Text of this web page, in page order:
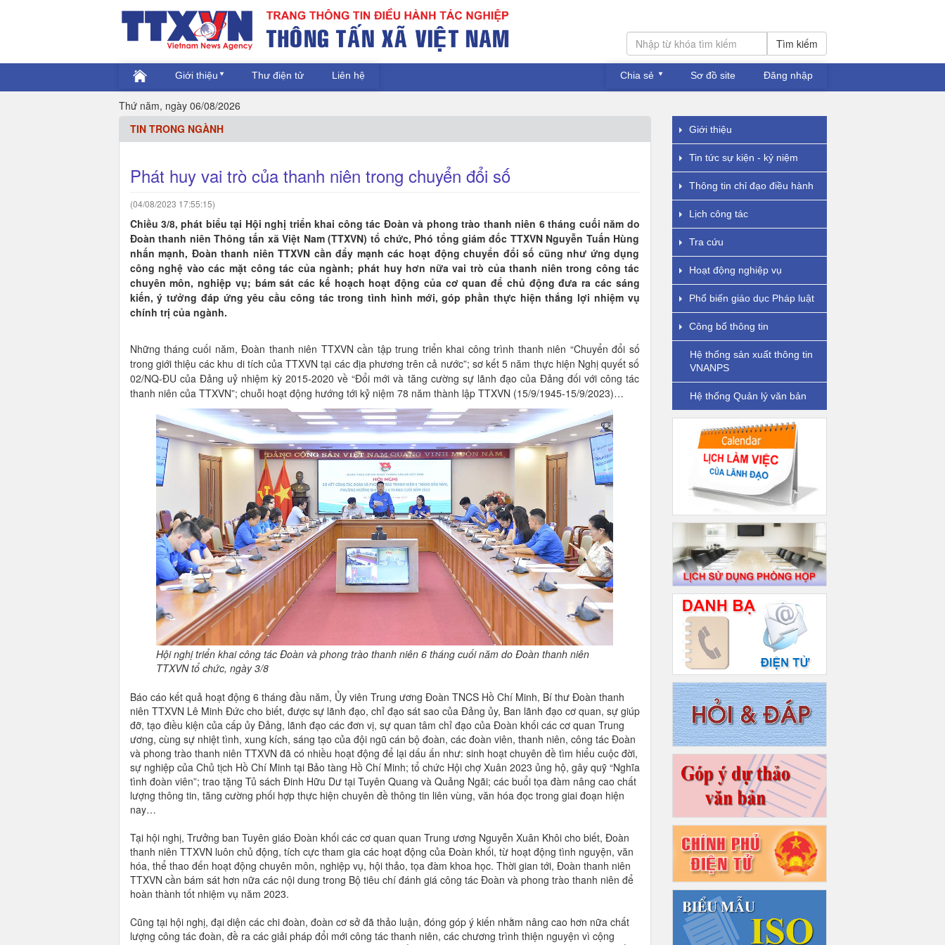
Tìm kiếm
Giới thiệu Thư điện tử Liên hệ Chia sẻ Sơ đồ site Đăng nhập
Thứ năm, ngày 06/08/2026
TIN TRONG NGÀNH
Phát huy vai trò của thanh niên trong chuyển đổi số
(04/08/2023 17:55:15)
Chiều 3/8, phát biểu tại Hội nghị triển khai công tác Đoàn và phong trào thanh niên 6 tháng cuối năm do
Đoàn thanh niên Thông tấn xã Việt Nam (TTXVN) tổ chức, Phó tổng giám đốc TTXVN Nguyễn Tuấn Hùng
nhấn mạnh, Đoàn thanh niên TTXVN cần đẩy mạnh các hoạt động chuyển đổi số cũng như ứng dụng
công nghệ vào các mặt công tác của ngành; phát huy hơn nữa vai trò của thanh niên trong công tác
chuyên môn, nghiệp vụ; bám sát các kế hoạch hoạt động của cơ quan để chủ động đưa ra các sáng
kiến, ý tưởng đáp ứng yêu cầu công tác trong tình hình mới, góp phần thực hiện thắng lợi nhiệm vụ
chính trị của ngành.
Những tháng cuối năm, Đoàn thanh niên TTXVN cần tập trung triển khai công trình thanh niên “Chuyển đổi số
trong giới thiệu các khu di tích của TTXVN tại các địa phương trên cả nước”; sơ kết 5 năm thực hiện Nghị quyết số
02/NQ-ĐU của Đảng uỷ nhiệm kỳ 2015-2020 về “Đổi mới và tăng cường sự lãnh đạo của Đảng đối với công tác
thanh niên của TTXVN”; chuỗi hoạt động hướng tới kỷ niệm 78 năm thành lập TTXVN (15/9/1945-15/9/2023)…
Hội nghị triển khai công tác Đoàn và phong trào thanh niên 6 tháng cuối năm do Đoàn thanh niên
TTXVN tổ chức, ngày 3/8
Báo cáo kết quả hoạt động 6 tháng đầu năm, Ủy viên Trung ương Đoàn TNCS Hồ Chí Minh, Bí thư Đoàn thanh
niên TTXVN Lê Minh Đức cho biết, được sự lãnh đạo, chỉ đạo sát sao của Đảng ủy, Ban lãnh đạo cơ quan, sự giúp
đỡ, tạo điều kiện của cấp ủy Đảng, lãnh đạo các đơn vị, sự quan tâm chỉ đạo của Đoàn khối các cơ quan Trung
ương, cùng sự nhiệt tình, xung kích, sáng tạo của đội ngũ cán bộ đoàn, các đoàn viên, thanh niên, công tác Đoàn
và phong trào thanh niên TTXVN đã có nhiều hoạt động để lại dấu ấn như: sinh hoạt chuyên đề tìm hiểu cuộc đời,
sự nghiệp của Chủ tịch Hồ Chí Minh tại Bảo tàng Hồ Chí Minh; tổ chức Hội chợ Xuân 2023 ủng hộ, gây quỹ “Nghĩa
tình đoàn viên”; trao tặng Tủ sách Đinh Hữu Dư tại Tuyên Quang và Quảng Ngãi; các buổi tọa đàm nâng cao chất
lượng thông tin, tăng cường phối hợp thực hiện chuyên đề thông tin liên vùng, văn hóa đọc trong giai đoạn hiện
nay…
Tại hội nghị, Trưởng ban Tuyên giáo Đoàn khối các cơ quan quan Trung ương Nguyễn Xuân Khôi cho biết, Đoàn
thanh niên TTXVN luôn chủ động, tích cực tham gia các hoạt động của Đoàn khối, từ hoạt động tình nguyện, văn
hóa, thể thao đến hoạt động chuyên môn, nghiệp vụ, hội thảo, tọa đàm khoa học. Thời gian tới, Đoàn thanh niên
TTXVN cần bám sát hơn nữa các nội dung trong Bộ tiêu chí đánh giá công tác Đoàn và phong trào thanh niên để
hoàn thành tốt nhiệm vụ năm 2023.
Cũng tại hội nghị, đại diện các chi đoàn, đoàn cơ sở đã thảo luận, đóng góp ý kiến nhằm nâng cao hơn nữa chất
lượng công tác đoàn, đề ra các giải pháp đổi mới công tác thanh niên, các chương trình thiện nguyện vì cộng
Giới thiệu
Tin tức sự kiện - kỷ niệm
Thông tin chỉ đạo điều hành
Lịch công tác
Tra cứu
Hoạt động nghiệp vụ
Phổ biến giáo dục Pháp luật
Công bố thông tin
Hệ thống sản xuất thông tin
VNANPS
Hệ thống Quản lý văn bản